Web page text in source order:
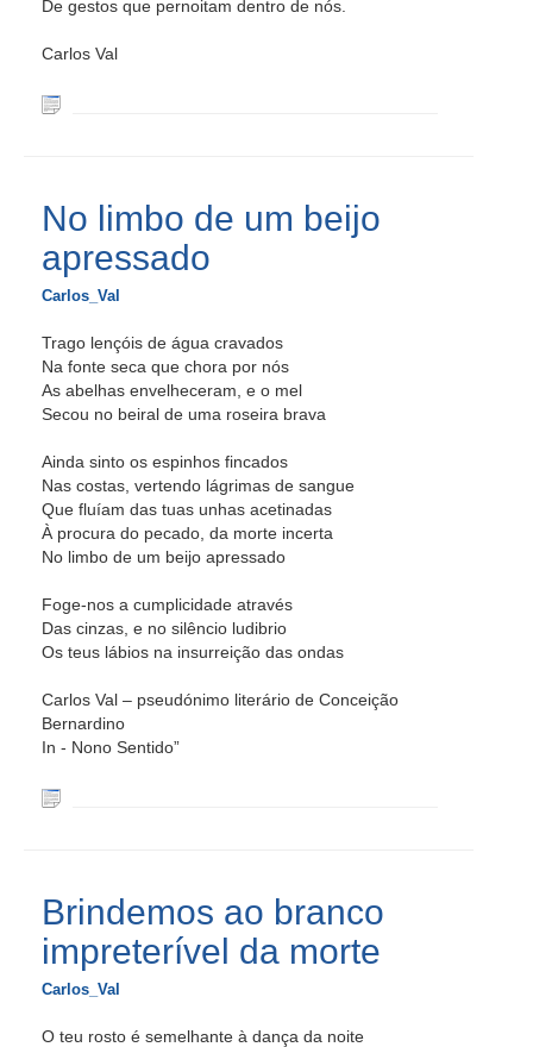
De gestos que pernoitam dentro de nós.
Carlos Val
No limbo de um beijo
apressado
Carlos_Val
Trago lençóis de água cravados
Na fonte seca que chora por nós
As abelhas envelheceram, e o mel
Secou no beiral de uma roseira brava
Ainda sinto os espinhos fincados
Nas costas, vertendo lágrimas de sangue
Que fluíam das tuas unhas acetinadas
À procura do pecado, da morte incerta
No limbo de um beijo apressado
Foge-nos a cumplicidade através
Das cinzas, e no silêncio ludibrio
Os teus lábios na insurreição das ondas
Carlos Val – pseudónimo literário de Conceição
Bernardino
In - Nono Sentido”
Brindemos ao branco
impreterível da morte
Carlos_Val
O teu rosto é semelhante à dança da noite